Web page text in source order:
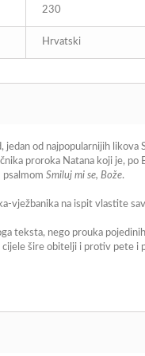
230
Hrvatski
od najpopularnijih
proroka Natana koji je, po
psalmom Smiluj mi se, Bože.
vježbanika na ispit vlastite
teksta, nego prouka
cijele šire obitelji i protiv pete